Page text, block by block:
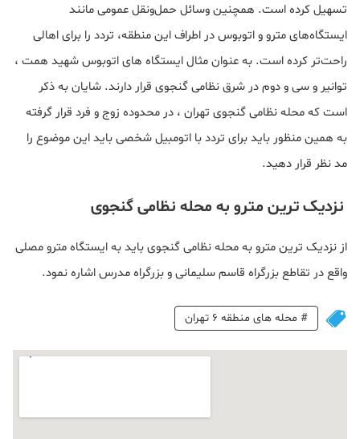
تسهیل کرده است. همچنین وسائل حمل‌ونقل عمومی مانند
ایستگاه‌های مترو و اتوبوس در اطراف این منطقه، تردد را برای اهالی
راحت‌تر کرده است. به عنوان مثال ایستگاه های اتوبوس شهید همت ،
توانیر و سی و دوم در شرق نظامی گنجوی قرار دارند. شایان به ذکر
است که محله نظامی گنجوی تهران ، در محدوده زوج و فرد قرار گرفته
به همین منظور باید برای تردد با اتومبیل شخصی باید این موضوع را
مد نظر قرار دهید.
نزدیک ترین مترو به محله نظامی گنجوی
از نزدیک ترین مترو به محله نظامی گنجوی باید به ایستگاه مترو مصلی
واقع در تقاطع بزرگراه قاسم سلیمانی و بزرگراه مدرس اشاره نمود.
# محله های منطقه 6 تهران